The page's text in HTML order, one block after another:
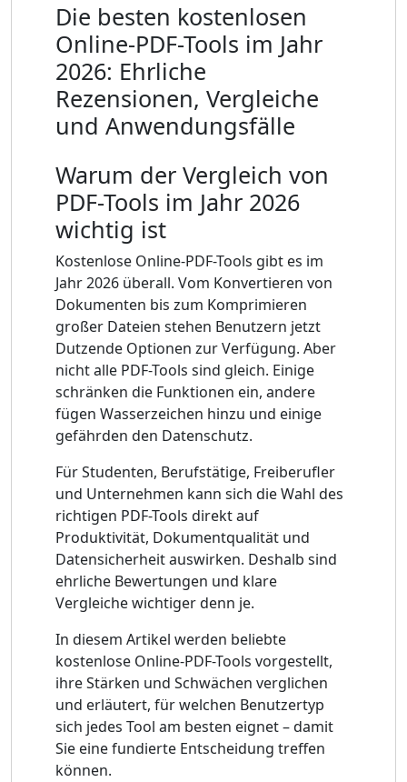
Die besten kostenlosen
Online-PDF-Tools im Jahr
2026: Ehrliche
Rezensionen, Vergleiche
und Anwendungsfälle
Warum der Vergleich von
PDF-Tools im Jahr 2026
wichtig ist
Kostenlose Online-PDF-Tools gibt es im
Jahr 2026 überall. Vom Konvertieren von
Dokumenten bis zum Komprimieren
großer Dateien stehen Benutzern jetzt
Dutzende Optionen zur Verfügung. Aber
nicht alle PDF-Tools sind gleich. Einige
schränken die Funktionen ein, andere
fügen Wasserzeichen hinzu und einige
gefährden den Datenschutz.
Für Studenten, Berufstätige, Freiberufler
und Unternehmen kann sich die Wahl des
richtigen PDF-Tools direkt auf
Produktivität, Dokumentqualität und
Datensicherheit auswirken. Deshalb sind
ehrliche Bewertungen und klare
Vergleiche wichtiger denn je.
In diesem Artikel werden beliebte
kostenlose Online-PDF-Tools vorgestellt,
ihre Stärken und Schwächen verglichen
und erläutert, für welchen Benutzertyp
sich jedes Tool am besten eignet – damit
Sie eine fundierte Entscheidung treffen
können.